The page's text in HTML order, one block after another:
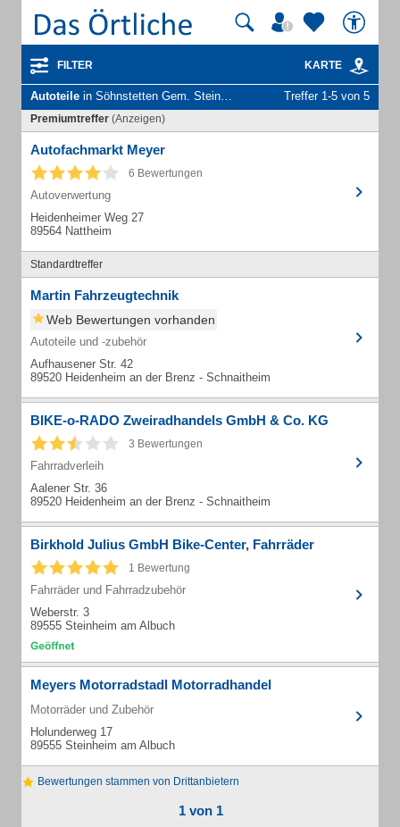
FILTER KARTE
Autoteile in Söhnstetten Gem. Steinheim am Albuch Treffer 1-5 von 5
Premiumtreffer (Anzeigen)
Autofachmarkt Meyer
6 Bewertungen
Autoverwertung
Heidenheimer Weg 27
89564 Nattheim
Standardtreffer
Martin Fahrzeugtechnik
Web Bewertungen vorhanden
Autoteile und -zubehör
Aufhausener Str. 42
89520 Heidenheim an der Brenz - Schnaitheim
BIKE-o-RADO Zweiradhandels GmbH & Co. KG
3 Bewertungen
Fahrradverleih
Aalener Str. 36
89520 Heidenheim an der Brenz - Schnaitheim
Birkhold Julius GmbH Bike-Center, Fahrräder
1 Bewertung
Fahrräder und Fahrradzubehör
Weberstr. 3
89555 Steinheim am Albuch
Meyers Motorradstadl Motorradhandel
Motorräder und Zubehör
Holunderweg 17
89555 Steinheim am Albuch
Bewertungen stammen von Drittanbietern
1 von 1